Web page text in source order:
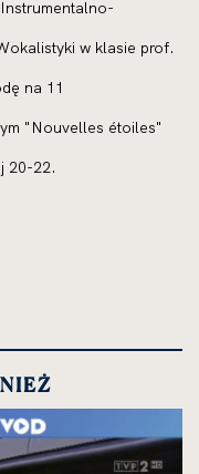
w klasie prof.
na 11
"Nouvelles étoiles"
20-22.